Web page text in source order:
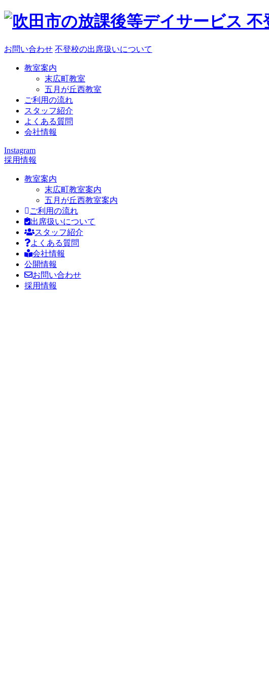
お問い合わせ 不登校の出席扱いについて
教室案内
末広町教室
五月が丘西教室
ご利用の流れ
スタッフ紹介
よくある質問
会社情報
Instagram
採用情報
教室案内
末広町教室案内
五月が丘西教室案内
ご利用の流れ
出席扱いについて
スタッフ紹介
よくある質問
会社情報
公開情報
お問い合わせ
採用情報